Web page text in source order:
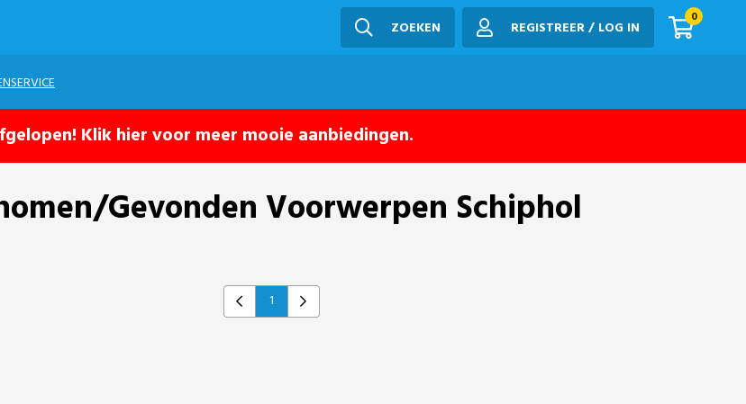
ZOEKEN REGISTREER / LOG IN
0
Klik hier voor meer mooie aanbiedingen.
Gevonden Voorwerpen Schiphol
Previous
1 Next